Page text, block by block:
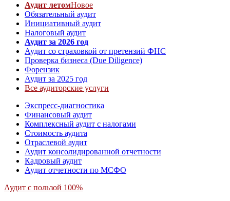
Аудит летомНовое
Обязательный аудит
Инициативный аудит
Налоговый аудит
Аудит за 2026 год
Аудит со страховкой от претензий ФНС
Проверка бизнеса (Due Diligence)
Форензик
Аудит за 2025 год
Все аудиторские услуги
Экспресс-диагностика
Финансовый аудит
Комплексный аудит с налогами
Стоимость аудита
Отраслевой аудит
Аудит консолидированной отчетности
Кадровый аудит
Аудит отчетности по МСФО
Аудит с пользой 100%